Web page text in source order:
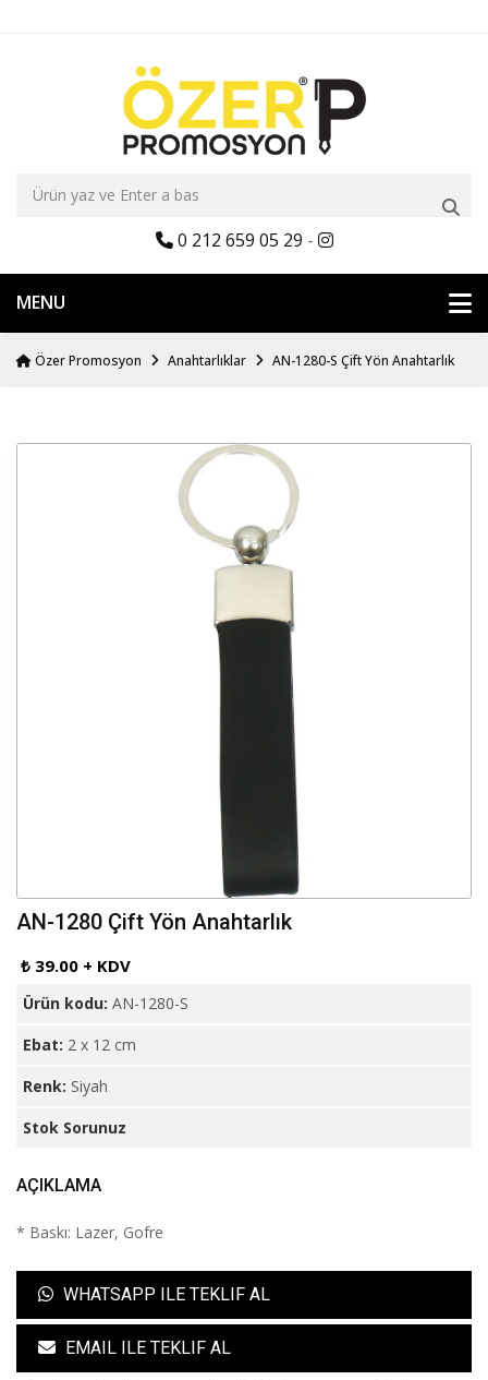
0 212 659 05 29 -
MENU
Özer Promosyon Anahtarlıklar AN-1280-S Çift Yön Anahtarlık
AN-1280 Çift Yön Anahtarlık
₺ 39.00 + KDV
Ürün kodu: AN-1280-S
Ebat: 2 x 12 cm
Renk: Siyah
Stok Sorunuz
AÇIKLAMA
* Baskı: Lazer, Gofre
WHATSAPP ILE TEKLIF AL
EMAIL ILE TEKLIF AL